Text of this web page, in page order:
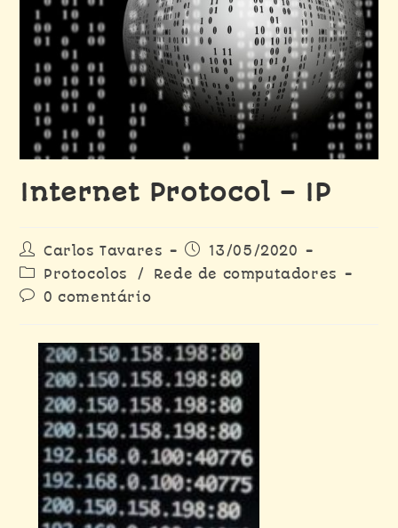
Internet Protocol – IP
Carlos Tavares
13/05/2020
Protocolos
/
Rede de computadores
0 comentário